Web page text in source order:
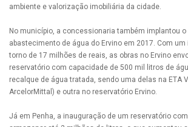
ambiente e valorização imobiliária da cidade.
No município, a concessionaria também implantou
abastecimento de água do Ervino em 2017. Com
torno de 17 milhões de reais, as obras no Ervino
reservatório com capacidade de 500 mil litros de
recalque de água tratada, sendo uma delas na ETA
ArcelorMittal) e outra no reservatório Ervino.
Já em Penha, a inauguração de um reservatório